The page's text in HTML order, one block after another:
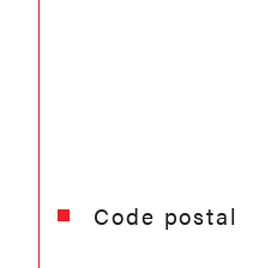
Caractéristiques Valeurs
Code postal